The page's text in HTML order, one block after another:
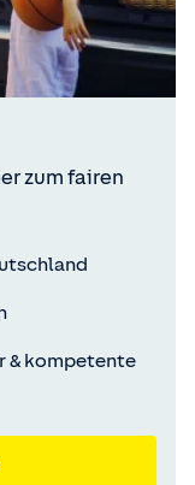
zum fairen
& kompetente